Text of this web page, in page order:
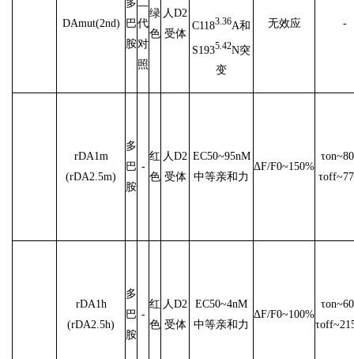
DAmut(2nd)
多
巴
胺
二
代
对
照
绿
色
人D2
受体
C1183.36A和
S1935.42N突
变
无效应 -
rDA1m
(rDA2.5m)
多
巴
胺
-
红
色
人D2
受体
EC50~95nM
中等亲和力
ΔF/F0~150%
rDA1h
(rDA2.5h)
多
巴
胺
-
红
色
人D2
受体
EC50~4nM
中等亲和力
ΔF/F0~100%